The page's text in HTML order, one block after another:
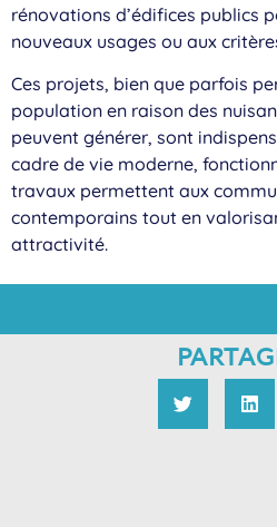
rénovations d’édifices publics
nouveaux usages ou aux
Ces projets, bien que parfois
population en raison des
peuvent générer, sont
cadre de vie moderne,
travaux permettent aux
contemporains tout en
attractivité.